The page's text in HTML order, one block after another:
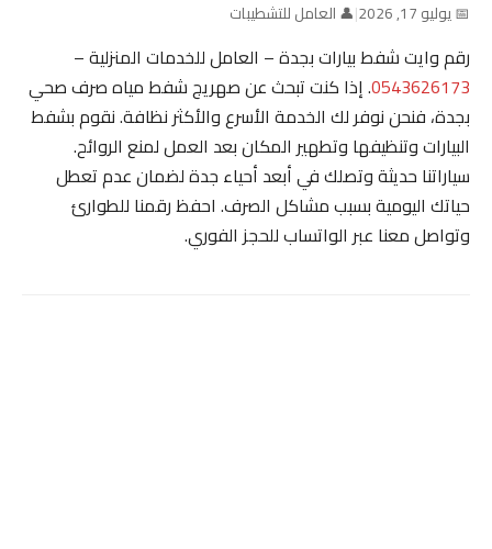
📅 يوليو 17, 2026 |👤 العامل للتشطيبات
رقم وايت شفط بيارات بجدة – العامل للخدمات المنزلية –
0543626173. إذا كنت تبحث عن صهريج شفط مياه صرف صحي
بجدة، فنحن نوفر لك الخدمة الأسرع والأكثر نظافة. نقوم بشفط
البيارات وتنظيفها وتطهير المكان بعد العمل لمنع الروائح.
سياراتنا حديثة وتصلك في أبعد أحياء جدة لضمان عدم تعطل
حياتك اليومية بسبب مشاكل الصرف. احفظ رقمنا للطوارئ
وتواصل معنا عبر الواتساب للحجز الفوري.